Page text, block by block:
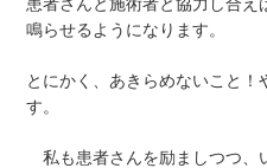
鳴らせるようになります。
とにかく、あきらめないこと
す。
私も患者さんを励ましつつ、